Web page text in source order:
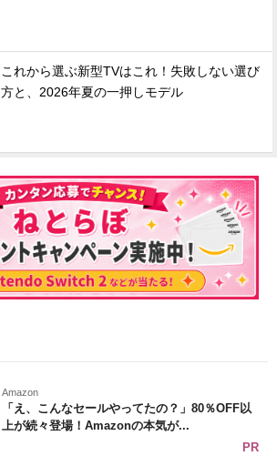
これから選ぶ新型TVはこれ！失敗しない選び
方と、2026年夏の一押しモデル
Amazon
「え、こんなセールやってたの？」80％OFF以
上が続々登場！Amazonの本気が...
PR